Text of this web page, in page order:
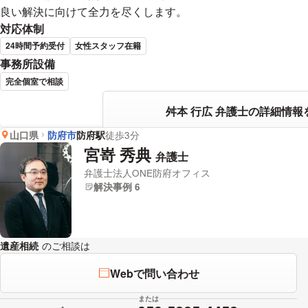
良い解決に向けて全力を尽くします。
対応体制
24時間予約受付 女性スタッフ在籍
事務所設備
完全個室で相談
舛本 行広 弁護士の詳細情報
山口県 防府市防府駅徒歩3分
宮嵜 秀典 弁護士
弁護士法人ONE防府オフィス
解決事例 6
遺産相続 のご相談は
Webで問い合わせ
または